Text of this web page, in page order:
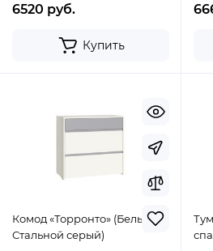
6520 руб.
Купить
Комод «Торронто» (Белый/
Стальной серый)